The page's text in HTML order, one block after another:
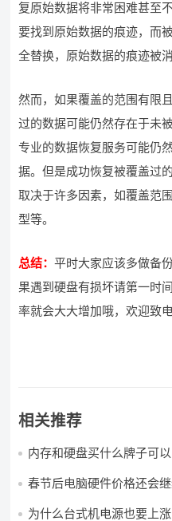
复原始数据将非常困难甚至
要找到原始数据的痕迹，而
全替换，原始数据的痕迹被消
然而，如果覆盖的范围有限
过的数据可能仍然存在于未
专业的数据恢复服务可能仍
据。但是成功恢复被覆盖过
取决于许多因素，如覆盖范
型等。
总结：平时大家应该多做备
果遇到硬盘有损坏请第一时
率就会大大增加哦，欢迎致电
相关推荐
内存和硬盘买什么牌子可以
春节后电脑硬件价格还会继
为什么台式机电源也要上涨